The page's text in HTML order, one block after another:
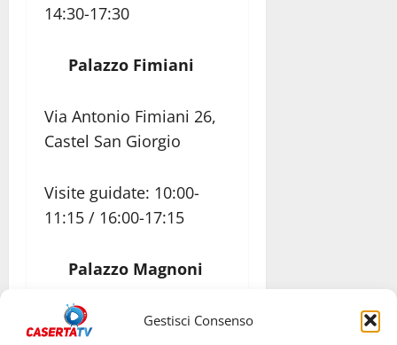
Gestisci Consenso
14:30-17:30
Palazzo Fimiani
Via Antonio Fimiani 26,
Castel San Giorgio
Visite guidate: 10:00-
11:15 / 16:00-17:15
Palazzo Magnoni
Via Fratelli Magnoni,